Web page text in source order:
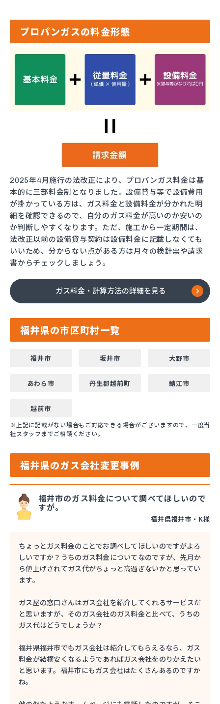
プロパンガスの料金形態
2025年4月施行の法改正により、プロパンガス料金は基
本的に三部料金制となりました。設備貸与等で設備費用
が掛かっている方は、ガス料金と設備料金が分かれた明
細を確認できるので、自分のガス料金が高いのか安いの
か判断しやすくなります。ただ、施工から一定期間は、
法改正以前の設備貸与契約は設備料金に記載しなくても
いいため、分からない点がある方は月々の検針票や請求
書からチェックしましょう。
ガス料金・計算方法の詳細を見る
福井県の市区町村一覧
福井市 坂井市 大野市
あわら市 丹生郡越前町 鯖江市
越前市
※上記に記載がない場合もご対応できる場合がございますので、一度当
社スタッフまでご相談ください。
福井県のガス会社変更事例
福井市のガス料金について調べてほしいので
すが。
福井県福井市・K様
ちょっとガス料金のことでお調べしてほしいのですがよろ
しいですか？うちのガス料金についてなのですが、先月か
ら値上げされてガス代がちょっと高過ぎないかと思ってい
ます。
ガス屋の窓口さんはガス会社を紹介してくれるサービスだ
と思いますが、そのガス会社のガス料金と比べて、うちの
ガス代はどうでしょうか？
福井県福井市でもガス会社は紹介してもらえるなら、ガス
料金が結構安くなるようであればガス会社をのりかえたい
と思います。福井市にもガス会社はたくさんあるのですか
ね。